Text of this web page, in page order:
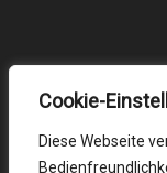
Cookie-
Diese Webseite